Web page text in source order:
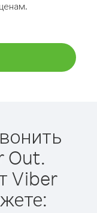
Out.
Viber